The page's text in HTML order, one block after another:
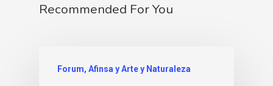
Recommended For You
Forum, Afinsa y Arte y Naturaleza